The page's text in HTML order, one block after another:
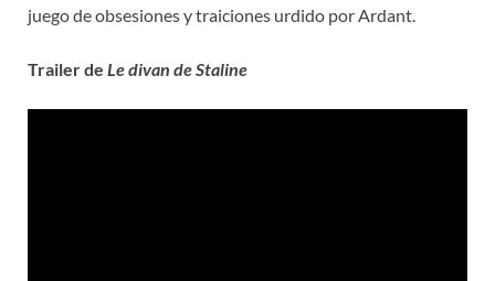
juego de obsesiones y traiciones urdido por Ardant.
Trailer de Le divan de Staline